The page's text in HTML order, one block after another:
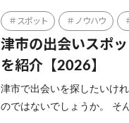
スポット ノウハウ
津市の出会いスポ
を紹介【2026】
津市で出会いを探したいけ
のではないでしょうか。 そ